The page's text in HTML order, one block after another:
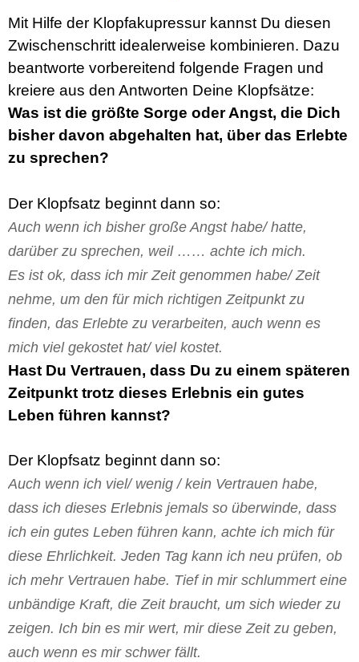
Mit Hilfe der Klopfakupressur kannst Du diesen
Zwischenschritt idealerweise kombinieren. Dazu
beantworte vorbereitend folgende Fragen und
kreiere aus den Antworten Deine Klopfsätze:
Was ist die größte Sorge oder Angst, die Dich
bisher davon abgehalten hat, über das Erlebte
zu sprechen?
Der Klopfsatz beginnt dann so:
Auch wenn ich bisher große Angst habe/ hatte,
darüber zu sprechen, weil …… achte ich mich.
Es ist ok, dass ich mir Zeit genommen habe/ Zeit
nehme, um den für mich richtigen Zeitpunkt zu
finden, das Erlebte zu verarbeiten, auch wenn es
mich viel gekostet hat/ viel kostet.
Hast Du Vertrauen, dass Du zu einem späteren
Zeitpunkt trotz dieses Erlebnis ein gutes
Leben führen kannst?
Der Klopfsatz beginnt dann so:
Auch wenn ich viel/ wenig / kein Vertrauen habe,
dass ich dieses Erlebnis jemals so überwinde, dass
ich ein gutes Leben führen kann, achte ich mich für
diese Ehrlichkeit. Jeden Tag kann ich neu prüfen, ob
ich mehr Vertrauen habe. Tief in mir schlummert eine
unbändige Kraft, die Zeit braucht, um sich wieder zu
zeigen. Ich bin es mir wert, mir diese Zeit zu geben,
auch wenn es mir schwer fällt.